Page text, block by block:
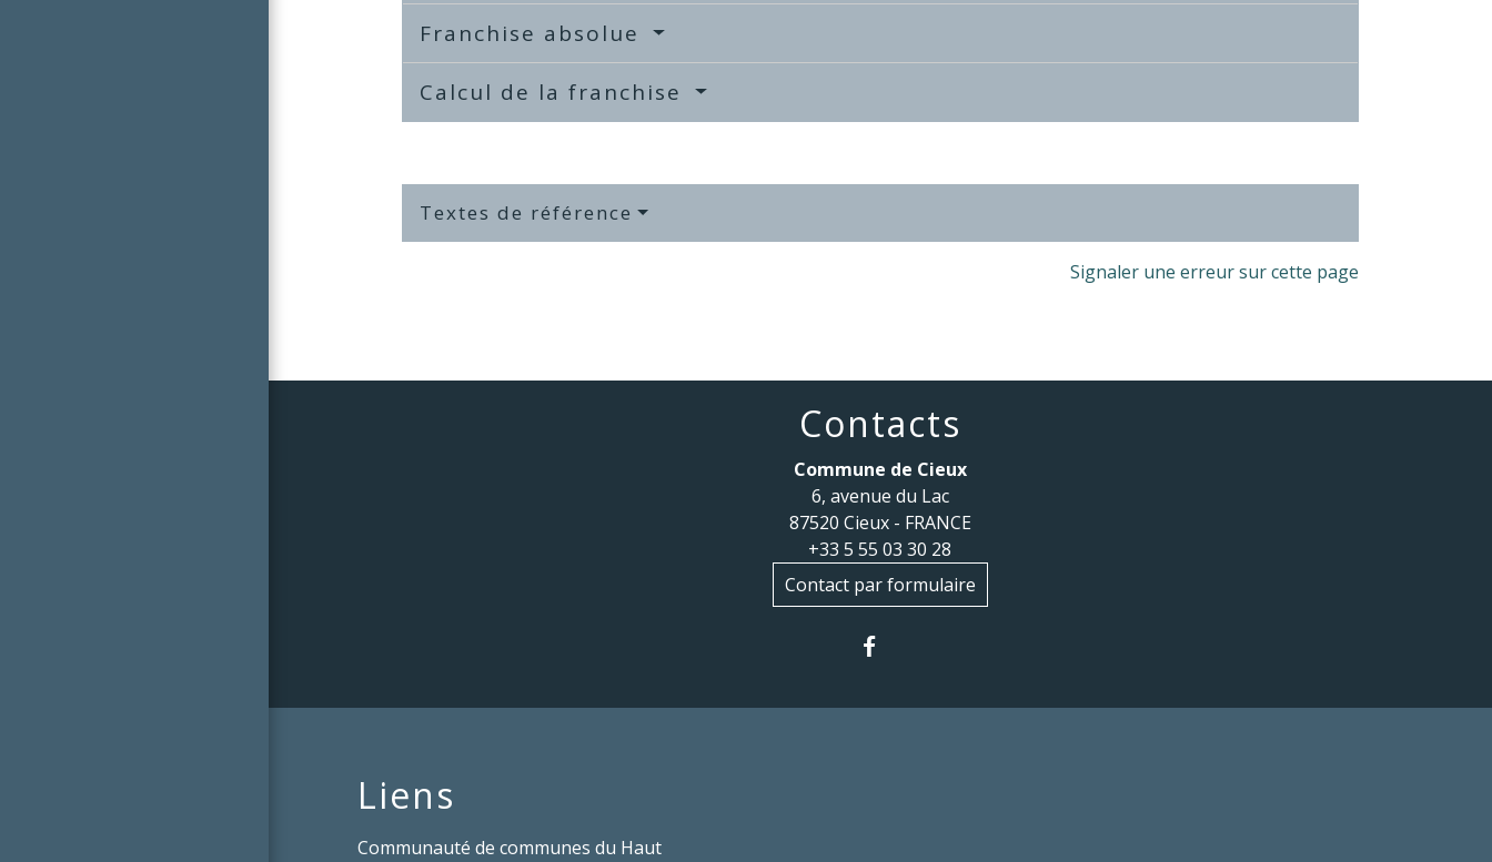
Franchise absolue
Calcul de la franchise
Textes de référence
Signaler une erreur sur cette page
Contacts
Commune de Cieux
6, avenue du Lac
87520 Cieux - FRANCE
+33 5 55 03 30 28
Contact par formulaire
Liens
Communauté de communes du Haut